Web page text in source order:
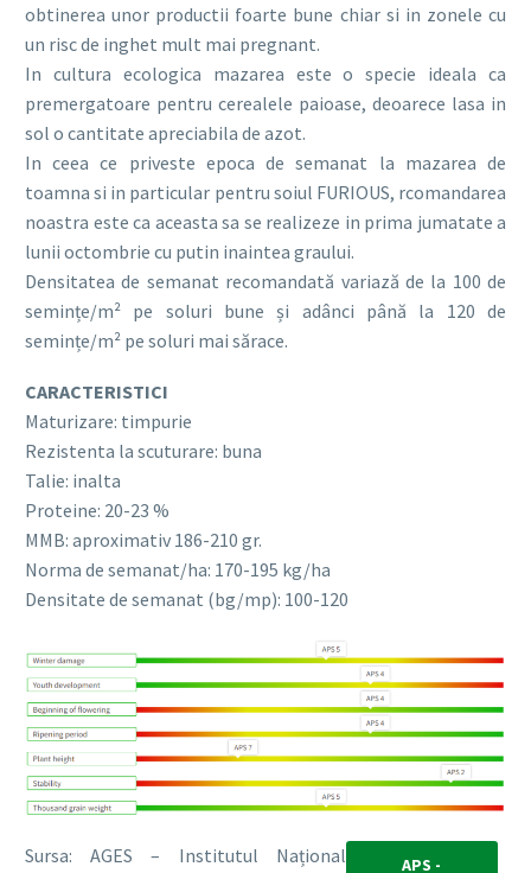
obtinerea unor productii foarte bune chiar si in zonele cu
un risc de inghet mult mai pregnant.
In cultura ecologica mazarea este o specie ideala ca
premergatoare pentru cerealele paioase, deoarece lasa in
sol o cantitate apreciabila de azot.
In ceea ce priveste epoca de semanat la mazarea de
toamna si in particular pentru soiul FURIOUS, rcomandarea
noastra este ca aceasta sa se realizeze in prima jumatate a
lunii octombrie cu putin inaintea graului.
Densitatea de semanat recomandată variază de la 100 de
semințe/m² pe soluri bune și adânci până la 120 de
semințe/m² pe soluri mai sărace.
CARACTERISTICI
Maturizare: timpurie
Rezistenta la scuturare: buna
Talie: inalta
Proteine: 20-23 %
MMB: aproximativ 186-210 gr.
Norma de semanat/ha: 170-195 kg/ha
Densitate de semanat (bg/mp): 100-120
Sursa: AGES – Institutul Național
APS -